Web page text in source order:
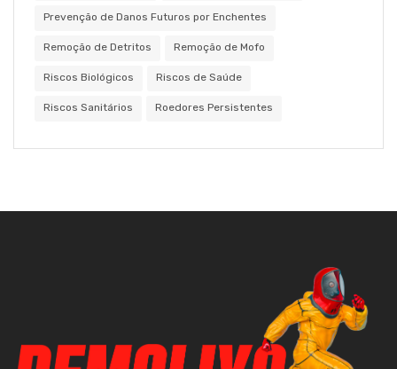
Prevenção de Danos Futuros por Enchentes
Remoção de Detritos Remoção de Mofo
Riscos Biológicos Riscos de Saúde
Riscos Sanitários Roedores Persistentes